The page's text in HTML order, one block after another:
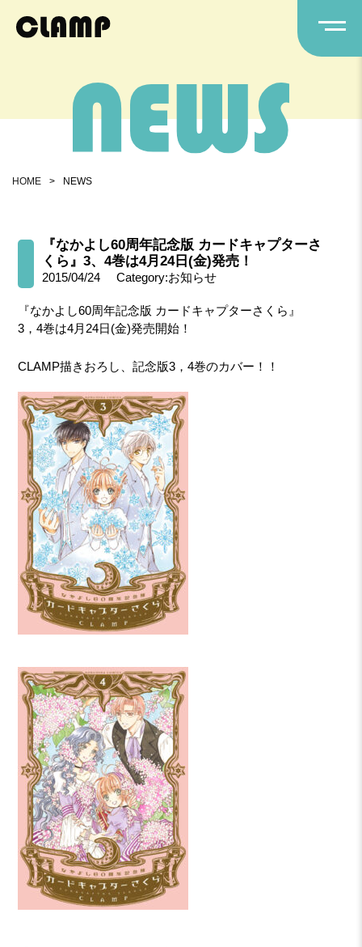
HOME > NEWS
『なかよし60周年記念版 カードキャプターさ
くら』3、4巻は4月24日(金)発売！
2015/04/24 Category:お知らせ
『なかよし60周年記念版 カードキャプターさくら』
3，4巻は4月24日(金)発売開始！
CLAMP描きおろし、記念版3，4巻のカバー！！